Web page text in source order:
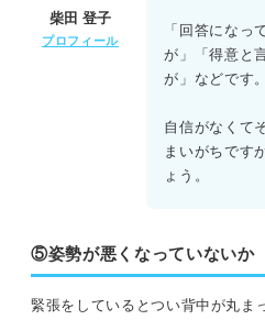
柴田 登子
プロフィール
「回答になっ
が」「得意と
が」などです。
自信がなくて
まいがちです
ょう。
⑤姿勢が悪くなっていないか
緊張をしているとつい背中が丸ま